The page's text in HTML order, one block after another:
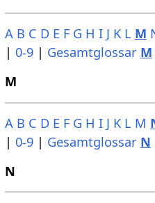
A B C D E F G H I J K L M
| 0-9| Gesamtglossar M
M
A B C D E F G H I J K L M
| 0-9| Gesamtglossar N
N